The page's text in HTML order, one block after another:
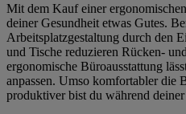
Mit dem Kauf einer
deiner Gesundheit etwas Gutes.
Arbeitsplatzgestaltung durch den
und Tische reduzieren Rücken-
ergonomische Büroausstattung
anpassen. Umso komfortabler die
produktiver bist du während